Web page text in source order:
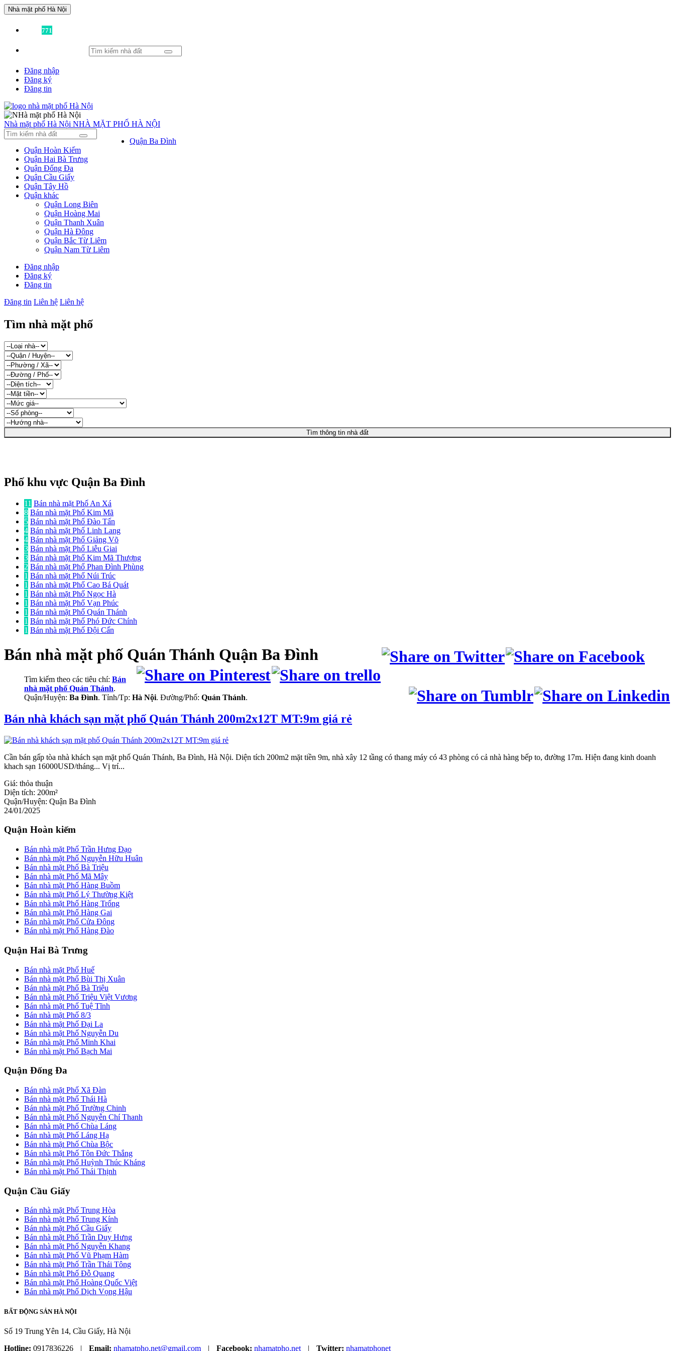
Nhà mặt phố Hà Nội
771
Đăng nhập
Đăng ký
Đăng tin
Nhà mặt phố Hà Nội NHÀ MẶT PHỐ HÀ NỘI
Quận Ba Đình
Quận Hoàn Kiếm
Quận Hai Bà Trưng
Quận Đống Đa
Quận Cầu Giấy
Quận Tây Hồ
Quận khác
Quận Long Biên
Quận Hoàng Mai
Quận Thanh Xuân
Quận Hà Đông
Quận Bắc Từ Liêm
Quận Nam Từ Liêm
Đăng nhập
Đăng ký
Đăng tin
Đăng tin Liên hệ Liên hệ
Tìm nhà mặt phố
Tìm thông tin nhà đất
Phố khu vực Quận Ba Đình
11 Bán nhà mặt Phố An Xá
8 Bán nhà mặt Phố Kim Mã
5 Bán nhà mặt Phố Đào Tấn
4 Bán nhà mặt Phố Linh Lang
4 Bán nhà mặt Phố Giảng Võ
3 Bán nhà mặt Phố Liễu Giai
3 Bán nhà mặt Phố Kim Mã Thượng
2 Bán nhà mặt Phố Phan Đình Phùng
1 Bán nhà mặt Phố Núi Trúc
1 Bán nhà mặt Phố Cao Bá Quát
1 Bán nhà mặt Phố Ngọc Hà
1 Bán nhà mặt Phố Vạn Phúc
1 Bán nhà mặt Phố Quán Thánh
1 Bán nhà mặt Phố Phó Đức Chính
1 Bán nhà mặt Phố Đội Cấn
Bán nhà mặt phố Quán Thánh Quận Ba Đình
Tìm kiếm theo các tiêu chí: Bán
nhà mặt phố Quán Thánh.
Quận/Huyện: Ba Đình. Tỉnh/Tp: Hà Nội. Đường/Phố: Quán Thánh.
Bán nhà khách sạn mặt phố Quán Thánh 200m2x12T MT:9m giá rẻ
Cần bán gấp tòa nhà khách sạn mặt phố Quán Thánh, Ba Đình, Hà Nội. Diện tích 200m2 mặt tiền 9m, nhà xây 12 tầng có thang máy có 43 phòng có cả nhà hàng bếp to, đường 17m. Hiện đang kinh doanh
khach sạn 16000USD/tháng... Vị trí...
Giá: thỏa thuận
Diện tích: 200m²
Quận/Huyện: Quận Ba Đình
24/01/2025
Quận Hoàn kiếm
Bán nhà mặt Phố Trần Hưng Đạo
Bán nhà mặt Phố Nguyễn Hữu Huân
Bán nhà mặt Phố Bà Triệu
Bán nhà mặt Phố Mã Mây
Bán nhà mặt Phố Hàng Buồm
Bán nhà mặt Phố Lý Thường Kiệt
Bán nhà mặt Phố Hàng Trống
Bán nhà mặt Phố Hàng Gai
Bán nhà mặt Phố Cửa Đông
Bán nhà mặt Phố Hàng Đào
Quận Hai Bà Trưng
Bán nhà mặt Phố Huế
Bán nhà mặt Phố Bùi Thị Xuân
Bán nhà mặt Phố Bà Triệu
Bán nhà mặt Phố Triệu Việt Vương
Bán nhà mặt Phố Tuệ Tĩnh
Bán nhà mặt Phố 8/3
Bán nhà mặt Phố Đại La
Bán nhà mặt Phố Nguyễn Du
Bán nhà mặt Phố Minh Khai
Bán nhà mặt Phố Bạch Mai
Quận Đống Đa
Bán nhà mặt Phố Xã Đàn
Bán nhà mặt Phố Thái Hà
Bán nhà mặt Phố Trường Chinh
Bán nhà mặt Phố Nguyễn Chí Thanh
Bán nhà mặt Phố Chùa Láng
Bán nhà mặt Phố Láng Hạ
Bán nhà mặt Phố Chùa Bộc
Bán nhà mặt Phố Tôn Đức Thắng
Bán nhà mặt Phố Huỳnh Thúc Kháng
Bán nhà mặt Phố Thái Thịnh
Quận Cầu Giấy
Bán nhà mặt Phố Trung Hòa
Bán nhà mặt Phố Trung Kính
Bán nhà mặt Phố Cầu Giấy
Bán nhà mặt Phố Trần Duy Hưng
Bán nhà mặt Phố Nguyễn Khang
Bán nhà mặt Phố Vũ Phạm Hàm
Bán nhà mặt Phố Trần Thái Tông
Bán nhà mặt Phố Đỗ Quang
Bán nhà mặt Phố Hoàng Quốc Việt
Bán nhà mặt Phố Dịch Vọng Hậu
BẤT ĐỘNG SẢN HÀ NỘI
Số 19 Trung Yên 14, Cầu Giấy, Hà Nội
Hotline: 0917836226 | Email: nhamatpho.net@gmail.com | Facebook: nhamatpho.net | Twitter: nhamatphonet